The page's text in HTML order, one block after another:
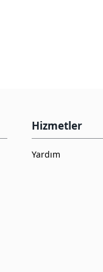
Hizmetler
Yardım